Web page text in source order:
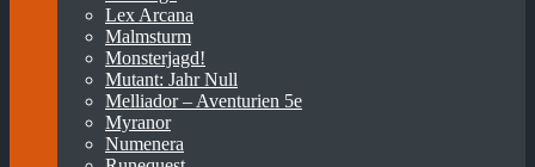
Lex Arcana
Malmsturm
Monsterjagd!
Mutant: Jahr Null
Melliador – Aventurien 5e
Myranor
Numenera